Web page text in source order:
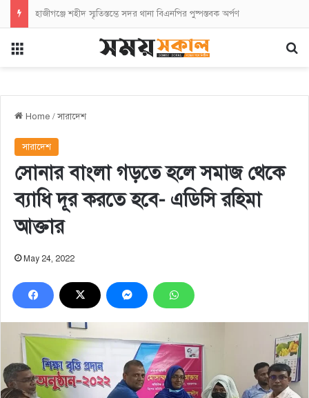
হাজীগঞ্জে শহীদ স্মৃতিস্তম্ভে সদর থানা বিএনপির পুষ্পস্তবক অর্পণ
Home /সারাদেশ
সারাদেশ
সোনার বাংলা গড়তে হলে সমাজ থেকে
ব্যাধি দূর করতে হবে- এডিসি রহিমা
আক্তার
May 24, 2022